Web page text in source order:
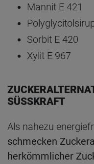
Mannit E 421
Sorbit E 420
Xylit E 967
SÜSSKRAFT
Als nahezu
schmecken
herkömmlicher